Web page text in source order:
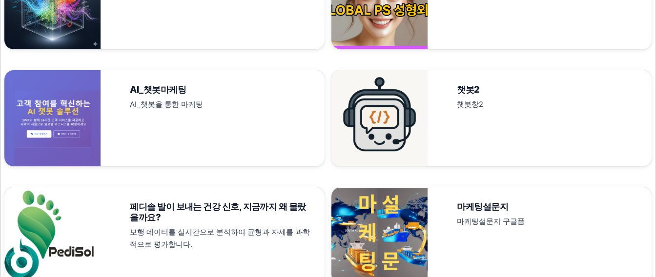
AI_챗봇마케팅
AI_챗봇을 통한 마케팅
챗봇2
챗봇창2
페디솔 발이 보내는 건강 신호, 지금까지 왜 몰랐
을까요?
보행 데이터를 실시간으로 분석하여 균형과 자세를 과학
적으로 평가합니다.
마케팅설문지
마케팅설문지 구글폼